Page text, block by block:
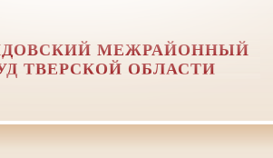
МЕЖРАЙОННЫЙ
ТВЕРСКОЙ ОБЛАСТИ